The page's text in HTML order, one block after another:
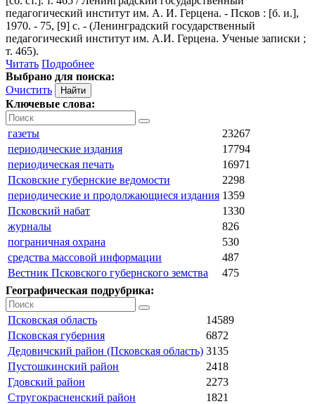
педагогический институт им. А. И. Герцена. - Псков : [б. и.],
1970. - 75, [9] с. - (Ленинградский государственный
педагогический институт им. А.И. Герцена. Ученые записки ;
т. 465).
Читать Подробнее
Выбрано для поиска:
Очистить
Ключевые слова:
газеты
23267
периодические издания
17794
периодическая печать
16971
Псковские губернские ведомости
2298
периодические и продолжающиеся издания 1359
Псковский набат
1330
журналы
826
пограничная охрана
530
средства массовой информации
487
Вестник Псковского губернского земства
475
Географическая подрубрика:
Псковская область
14589
Псковская губерния
6872
Дедовичский район (Псковская область) 3135
Пустошкинский район
2418
Гдовский район
2273
Стругокрасненский район
1821